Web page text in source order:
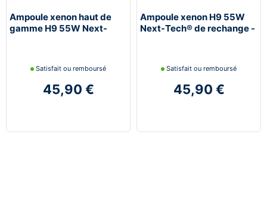
Ampoule xenon haut de
gamme H9 55W Next-
Satisfait ou remboursé
45,90 €
Ampoule xenon H9 55W
Next-Tech® de rechange -
Satisfait ou remboursé
45,90 €